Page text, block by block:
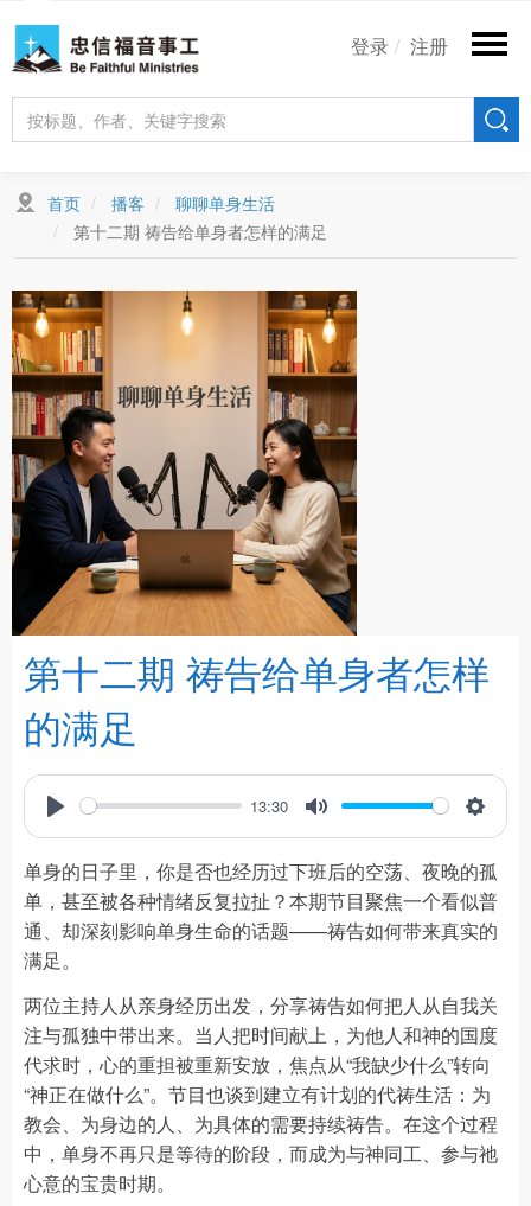
到
主
User
登录 注册
首页 播客
聊聊单身生活
第十二期 祷告给单身者怎样的满足
第十二期 祷告给单身者怎样
的满足
Play
13:30
Mute
单身的日子里，你是否也经历过下班后的空荡、夜晚的孤
单，甚至被各种情绪反复拉扯？本期节目聚焦一个看似普
通、却深刻影响单身生命的话题——祷告如何带来真实的
满足。
两位主持人从亲身经历出发，分享祷告如何把人从自我关
注与孤独中带出来。当人把时间献上，为他人和神的国度
代求时，心的重担被重新安放，焦点从“我缺少什么”转向
“神正在做什么”。节目也谈到建立有计划的代祷生活：为
教会、为身边的人、为具体的需要持续祷告。在这个过程
中，单身不再只是等待的阶段，而成为与神同工、参与祂
心意的宝贵时期。